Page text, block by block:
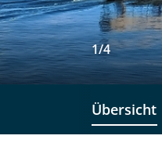
1/4
Übersicht